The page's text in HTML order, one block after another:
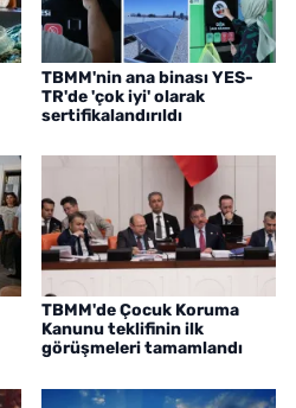
TBMM'nin ana binası YES-
TR'de 'çok iyi' olarak
sertifikalandırıldı
TBMM'de Çocuk Koruma
Kanunu teklifinin ilk
görüşmeleri tamamlandı